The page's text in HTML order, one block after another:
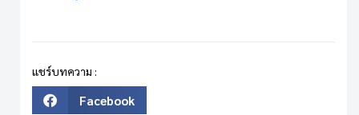
แชร์บทความ :
Facebook